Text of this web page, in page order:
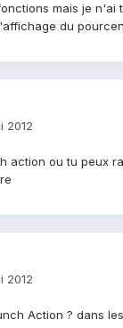
mais je n'ai
du
2012
action ou tu peux
2012
Action ? dans